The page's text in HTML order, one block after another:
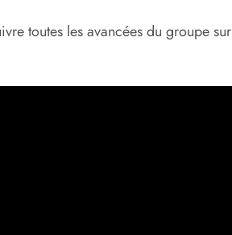
toutes les avancées du groupe sur